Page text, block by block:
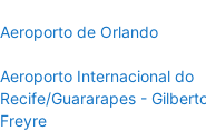
Aeroporto de Orlando
Aeroporto Internacional do
Recife/Guararapes -
Freyre